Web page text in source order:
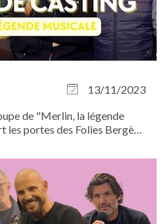
13/11/2023
de "Merlin, la légende
les portes des Folies Bergère.
(Arthur) et Natalia